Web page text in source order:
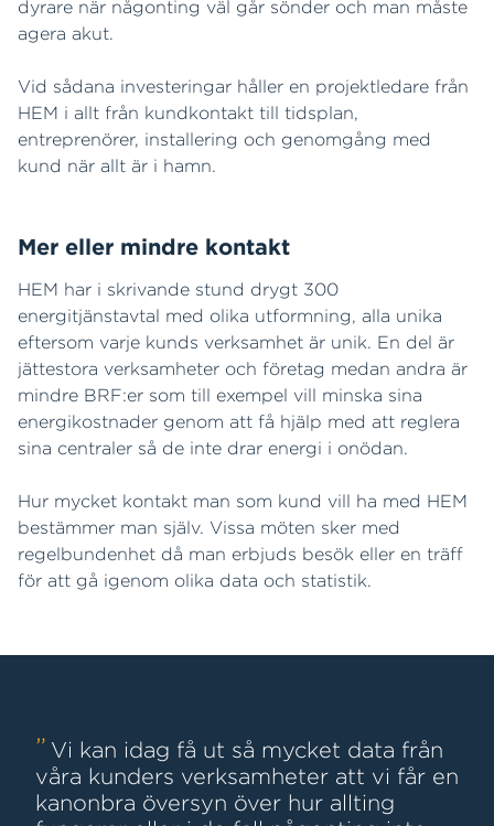
dyrare när någonting väl går sönder och man måste
agera akut.
Vid sådana investeringar håller en projektledare från
HEM i allt från kundkontakt till tidsplan,
entreprenörer, installering och genomgång med
kund när allt är i hamn.
Mer eller mindre kontakt
HEM har i skrivande stund drygt 300
energitjänstavtal med olika utformning, alla unika
eftersom varje kunds verksamhet är unik. En del är
jättestora verksamheter och företag medan andra är
mindre BRF:er som till exempel vill minska sina
energikostnader genom att få hjälp med att reglera
sina centraler så de inte drar energi i onödan.
Hur mycket kontakt man som kund vill ha med HEM
bestämmer man själv. Vissa möten sker med
regelbundenhet då man erbjuds besök eller en träff
för att gå igenom olika data och statistik.
Vi kan idag få ut så mycket data från
våra kunders verksamheter att vi får en
kanonbra översyn över hur allting